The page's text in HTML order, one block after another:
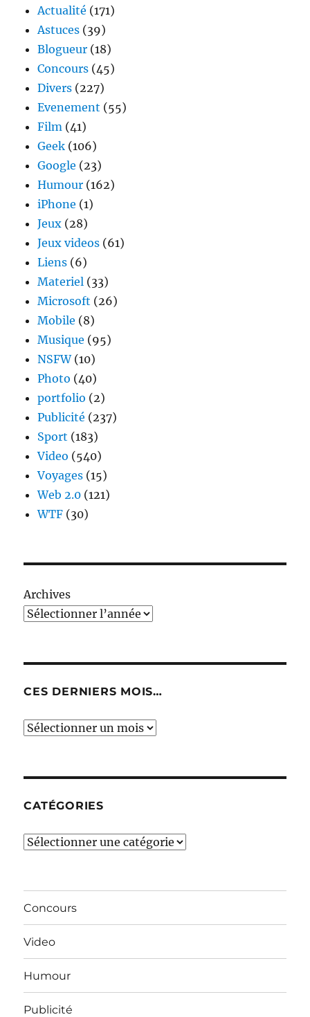
Actualité (171)
Astuces (39)
Blogueur (18)
Concours (45)
Divers (227)
Evenement (55)
Film (41)
Geek (106)
Google (23)
Humour (162)
iPhone (1)
Jeux (28)
Jeux videos (61)
Liens (6)
Materiel (33)
Microsoft (26)
Mobile (8)
Musique (95)
NSFW(10)
Photo (40)
portfolio (2)
Publicité (237)
Sport (183)
Video (540)
Voyages (15)
Web 2.0 (121)
WTF (30)
Archives
CES DERNIERS MOIS…
Ces
CATÉGORIES
Catégories
Concours
Video
Humour
Publicité